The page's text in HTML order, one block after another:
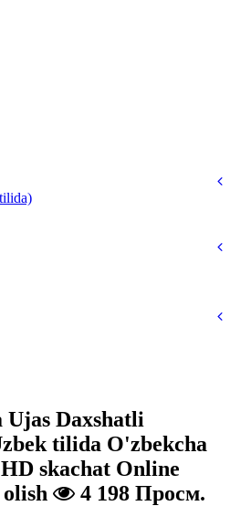
Daxshatli
tilida O'zbekcha
skachat Online
4 198 Просм.